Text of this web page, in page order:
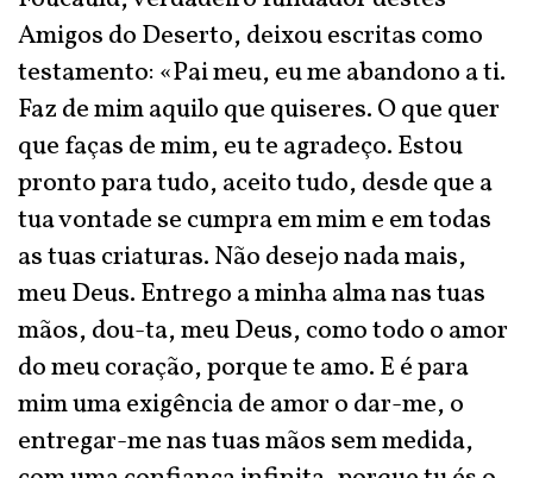
Amigos do Deserto, deixou escritas como
testamento: «Pai meu, eu me abandono a ti.
Faz de mim aquilo que quiseres. O que quer
que faças de mim, eu te agradeço. Estou
pronto para tudo, aceito tudo, desde que a
tua vontade se cumpra em mim e em todas
as tuas criaturas. Não desejo nada mais,
meu Deus. Entrego a minha alma nas tuas
mãos, dou-ta, meu Deus, como todo o amor
do meu coração, porque te amo. E é para
mim uma exigência de amor o dar-me, o
entregar-me nas tuas mãos sem medida,